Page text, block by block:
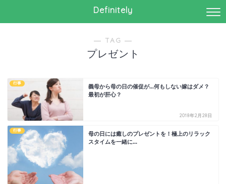
Definitely
― TAG ―
プレゼント
行事
義母から母の日の催促が...何もしない嫁はダメ？
最初が肝心？
2018年2月28日
行事
母の日には癒しのプレゼントを！極上のリラック
スタイムを一緒に...